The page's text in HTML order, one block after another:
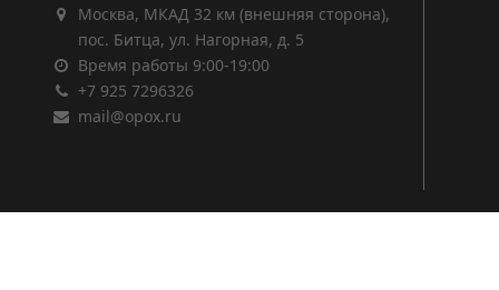
Москва, МКАД 32 км (внешняя сторона),
пос. Битца, ул. Нагорная, д. 5
Время работы 9:00-19:00
+7 925 7296326
mail@opox.ru